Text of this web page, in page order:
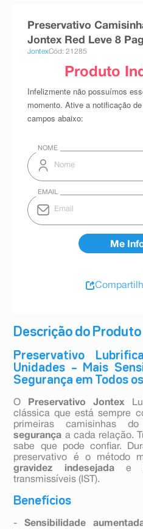
Descrição do Produto
Preservativo
Unidades – Mais
Segurança em Todos
O Preservativo Jontex
clássica que está sempre
primeiras camisinhas do
segurança a cada relação.
sabe que pode confiar.
preservativo é o método
gravidez indesejadae
transmissíveis (IST).
Benefícios
- Sensibilidade
Preservativo
Jontex Red Leve 8
JontexCód: 21285
esmalte
10ºabsorvente